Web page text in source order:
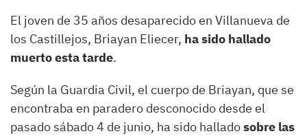
El joven de 35 años desaparecido en Villanueva de
los Castillejos, Briayan Eliecer, ha sido hallado
muerto esta tarde.
Según la Guardia Civil, el cuerpo de Briayan, que se
encontraba en paradero desconocido desde el
pasado sábado 4 de junio, ha sido halladosobre las